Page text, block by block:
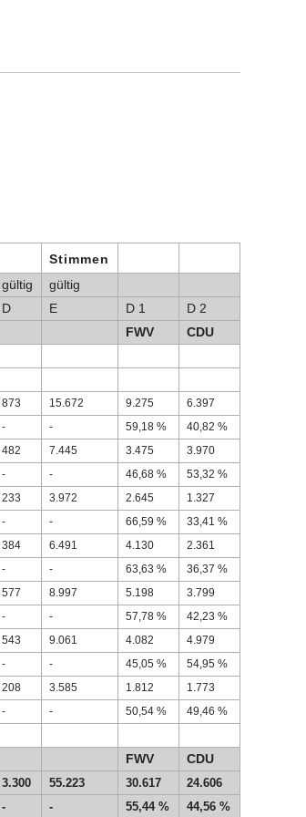
Stimmen
gültig
gültig
D E D 1
D 2
FWV
CDU
873 15.672 9.275 6.397
- - 59,18 % 40,82 %
482 7.445 3.475 3.970
- - 46,68 % 53,32 %
233 3.972 2.645 1.327
- - 66,59 % 33,41 %
384 6.491 4.130 2.361
- - 63,63 % 36,37 %
577 8.997 5.198 3.799
- - 57,78 % 42,23 %
543 9.061 4.082 4.979
- - 45,05 % 54,95 %
208 3.585 1.812 1.773
- - 50,54 % 49,46 %
FWV CDU
3.300 55.223 30.617
24.606
- - 55,44 % 44,56 %